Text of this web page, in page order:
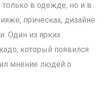
в одежде, но и в
прическах, дизайне
Один из ярких
который появился
мнение людей о